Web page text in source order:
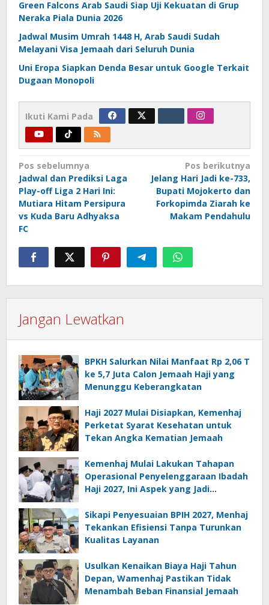
Green Falcons Arab Saudi Siap Uji Kekuatan di Grup
Neraka Piala Dunia 2026
Jadwal Musim Umrah 1448 H, Arab Saudi Sudah
Melayani Visa Jemaah dari Seluruh Dunia
Uni Eropa Siapkan Denda Besar untuk Google Terkait
Dugaan Monopoli
Ikuti Kami Pada
Navigasi
pos
Pos sebelumnya
Jadwal dan Prediksi Laga
Play-off Liga 2 Hari Ini:
Mutiara Hitam Persipura
vs Kuda Baru Adhyaksa
FC
Pos berikutnya
Jelang Hari Jadi ke-733,
Bupati Mojokerto dan
Forkopimda Ziarah ke
Makam Pendahulu
Jangan Lewatkan
BPKH Salurkan Nilai Manfaat Rp 2,06 T
ke 5,7 Juta Calon Jemaah Haji yang
Menunggu Keberangkatan
Haji 2027 Mulai Disiapkan, Kemenhaj
Perketat Syarat Kesehatan untuk
Tekan Angka Kematian Jemaah
Kemenhaj Mulai Lakukan Tahapan
Operasional Penyelenggaraan Ibadah
Haji 2027, Ini Aspek yang Jadi
Sikapi Penyesuaian BPIH 2027, Menhaj
Tekankan Efisiensi Tanpa Turunkan
Kualitas Layanan
Usulkan Kenaikan Biaya Haji Tahun
Depan, Wamenhaj Pastikan Tidak
Menambah Beban Finansial Jemaah